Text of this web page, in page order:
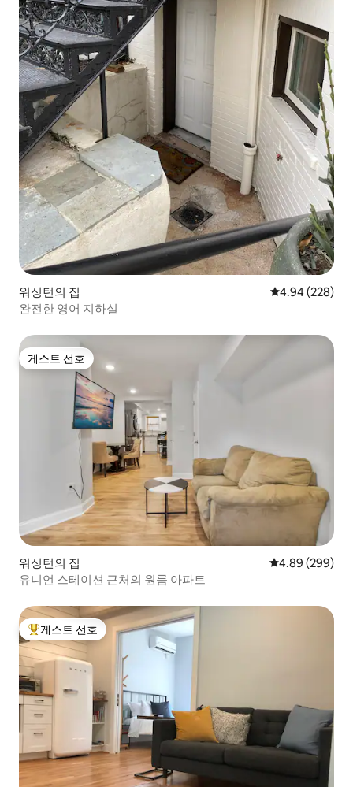
워싱턴의 집 평점 4.94점(5
4.94 (228)
완전한 영어 지하실
게스트 선호
게스트 선호
워싱턴의 집 평점 4.89점(5
4.89 (299)
유니언 스테이션 근처의 원룸 아파트
상위 게스트 선호
게스트 선호